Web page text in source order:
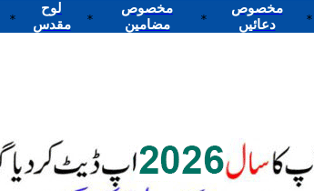
*
مخصوص
دعائیں
*
مخصوص
مضامین
*
لوح
مقدس
*